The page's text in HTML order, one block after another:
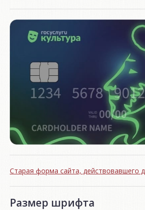
Старая форма сайта, действовавшего
Размер шрифта